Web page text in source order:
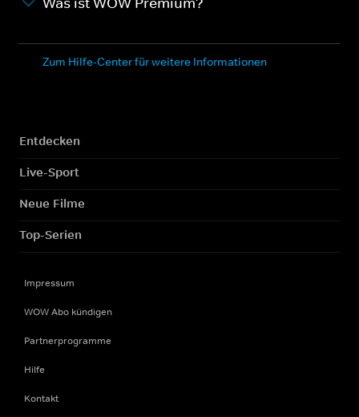
Zum Hilfe-Center für weitere Informationen
Entdecken
Live-Sport
Neue Filme
Top-Serien
Impressum
WOW Abo kündigen
Partnerprogramme
Hilfe
Kontakt